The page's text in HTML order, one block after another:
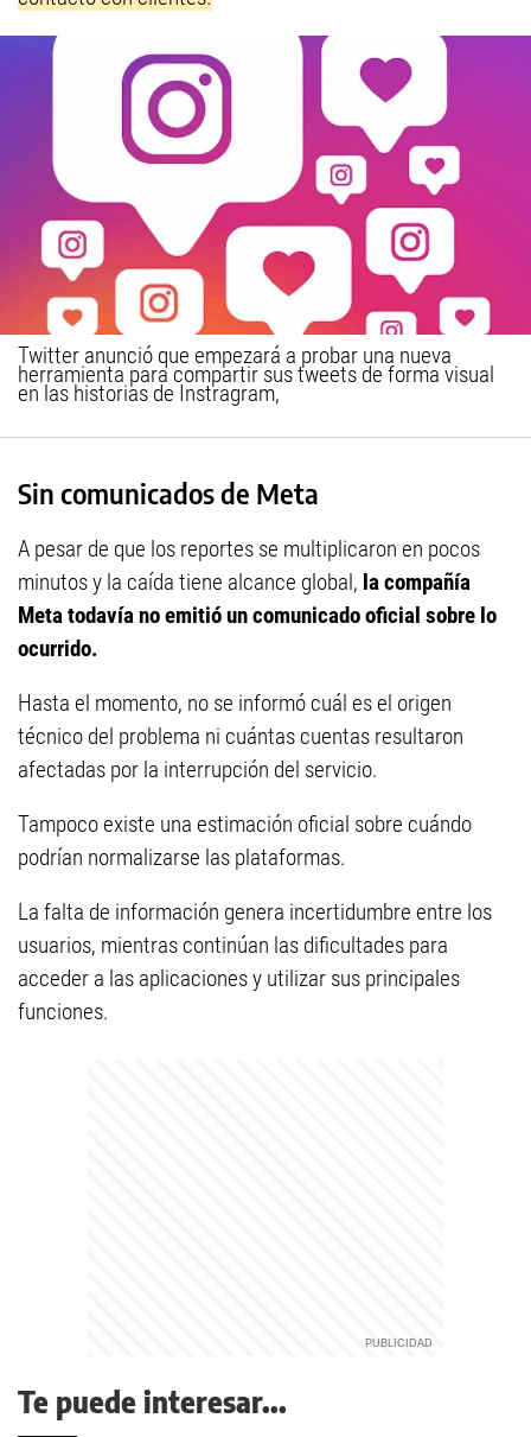
Twitter anunció que empezará a probar una nueva
herramienta para compartir sus tweets de forma visual
en las historias de Instragram,
Sin comunicados de Meta
A pesar de que los reportes se multiplicaron en pocos
minutos y la caída tiene alcance global, la compañía
Meta todavía no emitió un comunicado oficial sobre lo
ocurrido.
Hasta el momento, no se informó cuál es el origen
técnico del problema ni cuántas cuentas resultaron
afectadas por la interrupción del servicio.
Tampoco existe una estimación oficial sobre cuándo
podrían normalizarse las plataformas.
La falta de información genera incertidumbre entre los
usuarios, mientras continúan las dificultades para
acceder a las aplicaciones y utilizar sus principales
funciones.
Te puede interesar...